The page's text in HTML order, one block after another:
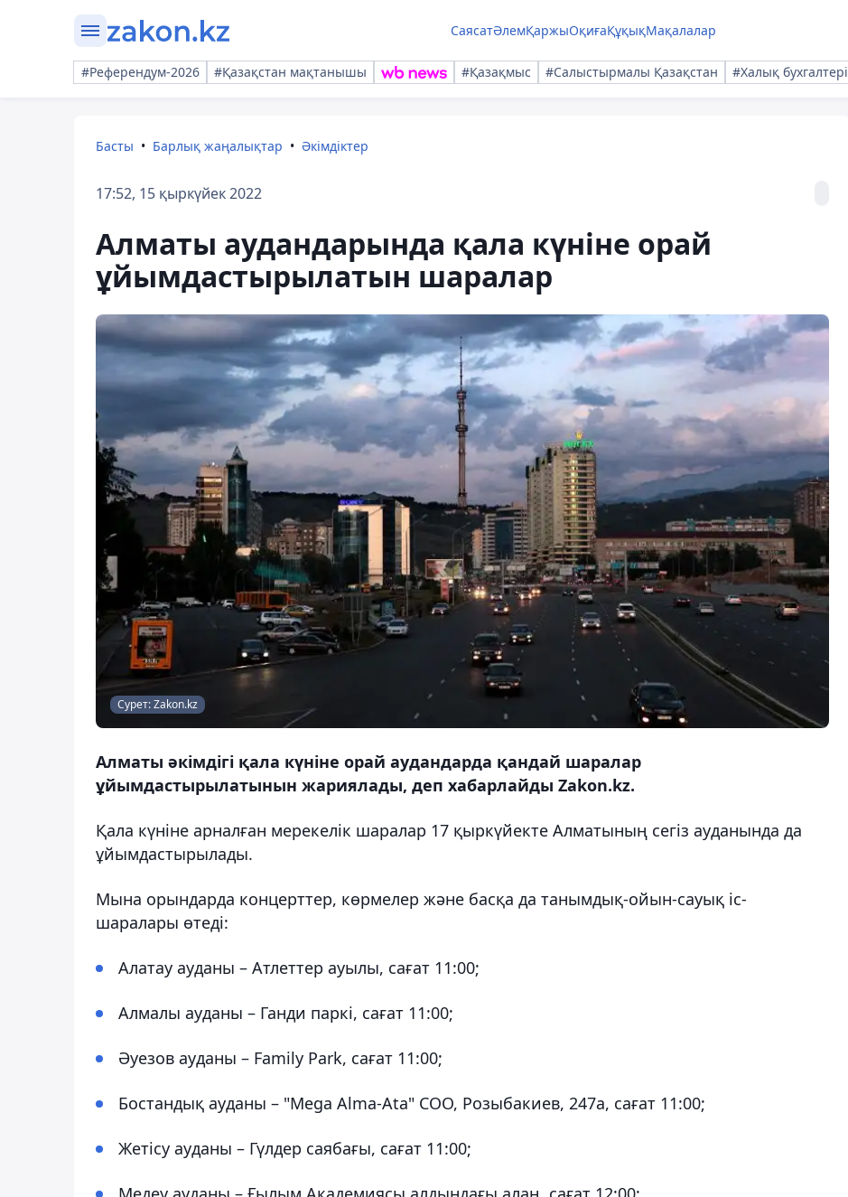
СаясатӘлемҚаржыОқиғаҚұқықМақалалар
#Референдум-2026 #Қазақстан мақтанышы #Қазақмыс #Салыстырмалы Қазақстан #Халық бухгалтері
Басты Барлық жаңалықтар Әкімдіктер
17:52, 15 қыркүйек 2022
Алматы аудандарында қала күніне орай
ұйымдастырылатын шаралар
Сурет: Zakon.kz
Алматы әкімдігі қала күніне орай аудандарда қандай шаралар
ұйымдастырылатынын жариялады, деп хабарлайды Zakon.kz.
Қала күніне арналған мерекелік шаралар 17 қыркүйекте Алматының сегіз ауданында да
ұйымдастырылады.
Мына орындарда концерттер, көрмелер және басқа да танымдық-ойын-сауық іс-
шаралары өтеді:
Алатау ауданы – Атлеттер ауылы, сағат 11:00;
Алмалы ауданы – Ганди паркі, сағат 11:00;
Әуезов ауданы – Family Park, сағат 11:00;
Бостандық ауданы – "Mega Alma-Ata" СОО, Розыбакиев, 247а, сағат 11:00;
Жетісу ауданы – Гүлдер саябағы, сағат 11:00;